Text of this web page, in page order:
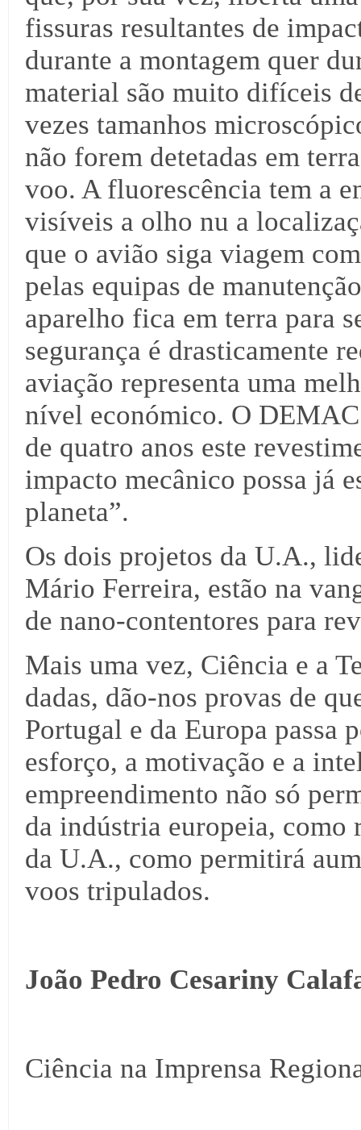
fissuras resultantes de
durante a montagem quer
material são muito difíceis
vezes tamanhos
não forem detetadas em
voo. A fluorescência tem a
visíveis a olho nu a
que o avião siga viagem
pelas equipas de
aparelho fica em terra para
segurança é drasticamente
aviação representa uma
nível económico. O
de quatro anos este
impacto mecânico possa já
planeta”.
Os dois projetos da U.A.,
Mário Ferreira, estão na
de nano-contentores para
Mais uma vez, Ciência e a
dadas, dão-nos provas de
Portugal e da Europa passa
esforço, a motivação e a
empreendimento não só
da indústria europeia, como
da U.A., como permitirá
voos tripulados.
João Pedro Cesariny
Ciência na Imprensa